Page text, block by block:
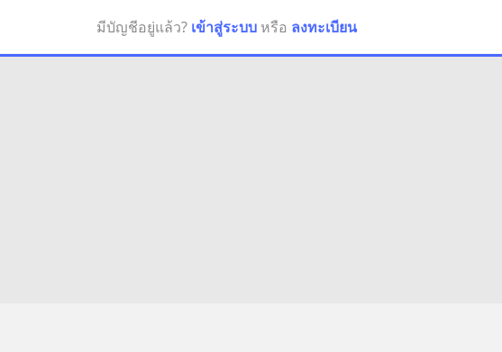
มีบัญชีอยู่แล้ว? เข้าสู่ระบบ หรือ ลงทะเบียน